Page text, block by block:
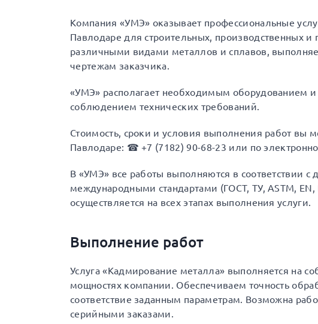
Компания «УМЭ» оказывает профессиональные
Павлодаре для строительных, производственных
различными видами металлов и сплавов,
чертежам заказчика.
«УМЭ» располагает необходимым оборудованием
соблюдением технических требований.
Стоимость, сроки и условия выполнения работ вы
Павлодаре: ☎ +7 (7182) 90-68-23 или по
В «УМЭ» все работы выполняются в соответствии
международными стандартами (ГОСТ, ТУ, ASTM, EN,
осуществляется на всех этапах выполнения услуги.
Выполнение работ
Услуга «Кадмирование металла» выполняется на
мощностях компании. Обеспечиваем точность
соответствие заданным параметрам. Возможна
серийными заказами.